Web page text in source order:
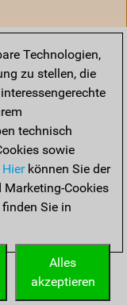
Technologien,
zu stellen, die
technisch
sowie
Hierkönnen Sie der
Marketing-Cookies
Sie in
Alles
akzeptieren